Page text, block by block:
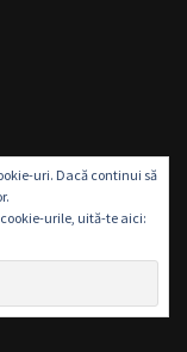
uri. Dacă continui să
urile, uită-te aici: